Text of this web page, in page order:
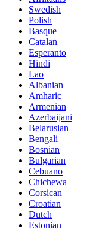
Swedish
Polish
Basque
Catalan
Esperanto
Hindi
Lao
Albanian
Amharic
Armenian
Azerbaijani
Belarusian
Bengali
Bosnian
Bulgarian
Cebuano
Chichewa
Corsican
Croatian
Dutch
Estonian